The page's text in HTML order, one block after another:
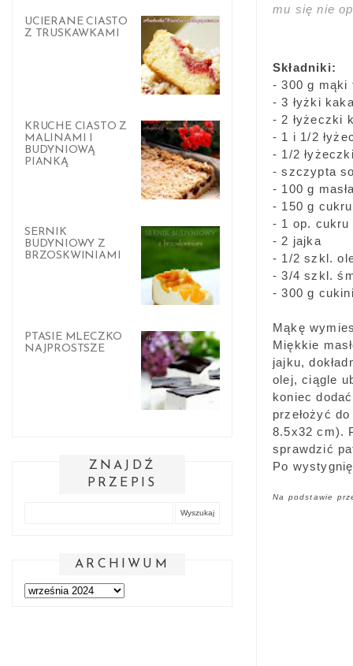
mu się nie
Składniki:
- 300 g mąki
- 3 łyżki
- 2 łyżeczki
- 1 i 1/2
- 1/2
- szczypta
- 100 g
- 150 g
- 1 op. cukru
- 2 jajka
- 1/2 szkl.
- 3/4 szkl.
- 300 g
Mąkę
Miękkie
jajku,
olej, ciągle
koniec
przełożyć
8.5x32 cm).
sprawdzić
Po
Na podstawie
UCIERANE CIASTO
Z TRUSKAWKAMI
KRUCHE CIASTO Z
MALINAMI I
BUDYNIOWĄ
PIANKĄ
SERNIK
BUDYNIOWY Z
BRZOSKWINIAMI
PTASIE MLECZKO
NAJPROSTSZE
ZNAJDŹ
PRZEPIS
ARCHIWUM